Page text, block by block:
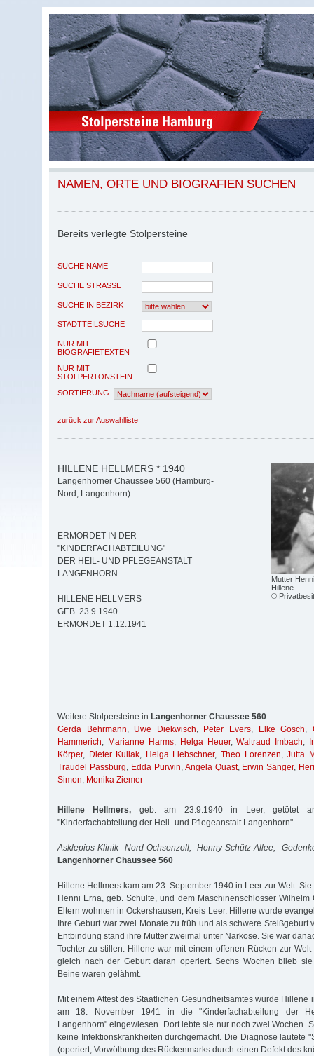
NAMEN, ORTE UND BIOGRAFIEN SUCHEN
Bereits verlegte Stolpersteine
SUCHE NAME
SUCHE STRASSE
SUCHE IN BEZIRK
STADTTEILSUCHE
NUR MIT
BIOGRAFIETEXTEN
NUR MIT
STOLPERTONSTEIN
SORTIERUNG
zurück zur Auswahlliste
Mutter
Hillene
©
HILLENE HELLMERS * 1940
Langenhorner Chaussee 560 (Hamburg-
Nord, Langenhorn)
ERMORDET IN DER
"KINDERFACHABTEILUNG"
DER HEIL- UND PFLEGEANSTALT
LANGENHORN
HILLENE HELLMERS
GEB. 23.9.1940
ERMORDET 1.12.1941
Weitere Stolpersteine in Langenhorner Chaussee 560:
Gerda Behrmann, Uwe Diekwisch, Peter Evers, Elke Gosch,
Hammerich, Marianne Harms, Helga Heuer,Waltraud Imbach,
Körper, Dieter Kullak, Helga Liebschner,Theo Lorenzen,Jutta
Traudel Passburg, Edda Purwin, Angela Quast, Erwin Sänger,
Simon, Monika Ziemer
Hillene Hellmers, geb. am 23.9.1940 in Leer, getötet
"Kinderfachabteilung der Heil- und Pflegeanstalt Langenhorn"
Asklepios-Klinik Nord-Ochsenzoll, Henny-Schütz-Allee,
Langenhorner Chaussee 560
Hillene Hellmers kam am 23. September 1940 in Leer zur Welt.
Henni Erna, geb. Schulte, und dem Maschinenschlosser Wilhelm
Eltern wohnten in Ockershausen, Kreis Leer. Hillene wurde
Ihre Geburt war zwei Monate zu früh und als schwere Steißgeburt
Entbindung stand ihre Mutter zweimal unter Narkose. Sie war
Tochter zu stillen. Hillene war mit einem offenen Rücken zur
gleich nach der Geburt daran operiert. Sechs Wochen blieb
Beine waren gelähmt.
Mit einem Attest des Staatlichen Gesundheitsamtes wurde Hillene
am 18. November 1941 in die "Kinderfachabteilung der
Langenhorn" eingewiesen. Dort lebte sie nur noch zwei Wochen.
keine Infektionskrankheiten durchgemacht. Die Diagnose lautete
(operiert; Vorwölbung des Rückenmarks durch einen Defekt des